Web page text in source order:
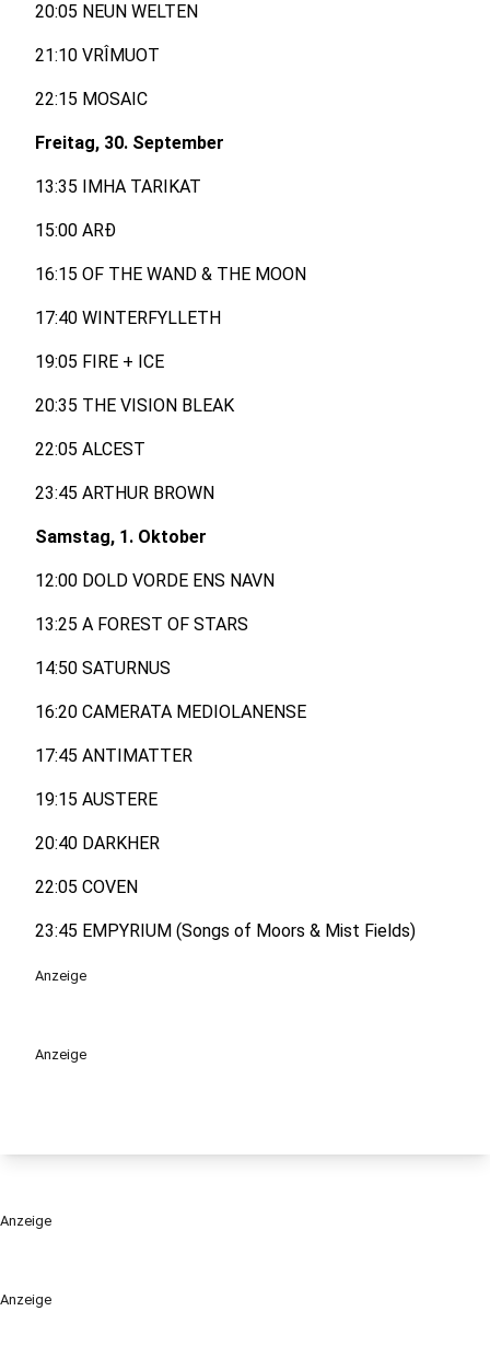
Anzeige
20:05 NEUN WELTEN
21:10 VRÎMUOT
22:15 MOSAIC
Freitag, 30. September
13:35 IMHA TARIKAT
15:00 ARÐ
16:15 OF THE WAND & THE MOON
17:40 WINTERFYLLETH
19:05 FIRE + ICE
20:35 THE VISION BLEAK
22:05 ALCEST
23:45 ARTHUR BROWN
Samstag, 1. Oktober
12:00 DOLD VORDE ENS NAVN
13:25 A FOREST OF STARS
14:50 SATURNUS
16:20 CAMERATA MEDIOLANENSE
17:45 ANTIMATTER
19:15 AUSTERE
20:40 DARKHER
22:05 COVEN
23:45 EMPYRIUM (Songs of Moors & Mist Fields)
Anzeige
Anzeige
Anzeige